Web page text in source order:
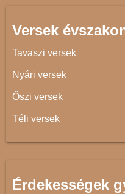
Versek
Tavaszi versek
Nyári versek
Őszi versek
Téli versek
Érdekességek